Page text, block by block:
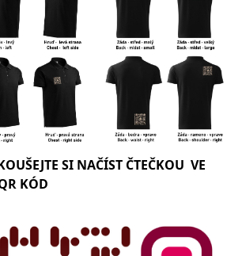
SI NAČÍST ČTEČKOU VE
KÓD